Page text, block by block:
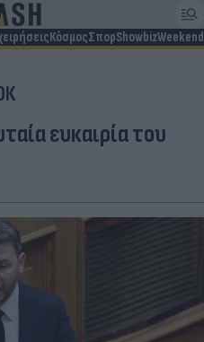
ΚόσμοςΣπορShowbizWeekend
ευκαιρία του